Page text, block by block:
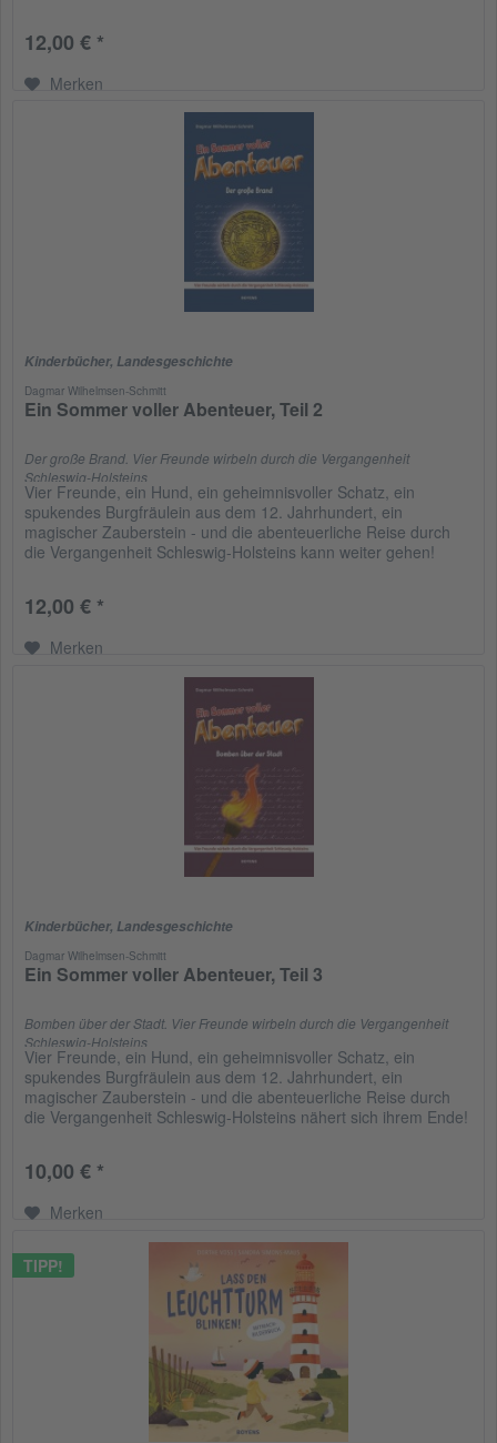
12,00 € *
Merken
Kinderbücher, Landesgeschichte
Dagmar Wilhelmsen-Schmitt
Ein Sommer voller Abenteuer, Teil 2
Der große Brand. Vier Freunde wirbeln durch die Vergangenheit
Schleswig-Holsteins
Vier Freunde, ein Hund, ein geheimnisvoller Schatz, ein
spukendes Burgfräulein aus dem 12. Jahrhundert, ein
magischer Zauberstein - und die abenteuerliche Reise durch
die Vergangenheit Schleswig-Holsteins kann weiter gehen!
12,00 € *
Merken
Kinderbücher, Landesgeschichte
Dagmar Wilhelmsen-Schmitt
Ein Sommer voller Abenteuer, Teil 3
Bomben über der Stadt. Vier Freunde wirbeln durch die Vergangenheit
Schleswig-Holsteins
Vier Freunde, ein Hund, ein geheimnisvoller Schatz, ein
spukendes Burgfräulein aus dem 12. Jahrhundert, ein
magischer Zauberstein - und die abenteuerliche Reise durch
die Vergangenheit Schleswig-Holsteins nähert sich ihrem Ende!
10,00 € *
Merken
TIPP!